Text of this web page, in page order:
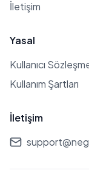
İletişim
Yasal
Kullanıcı
Kullanım Şartları
İletişim